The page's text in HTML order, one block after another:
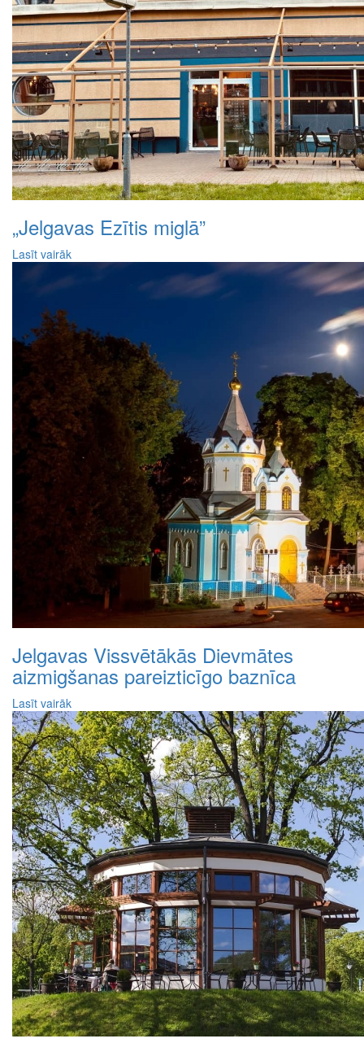
„Jelgavas Ezītis miglā”
Lasīt vairāk
Jelgavas Vissvētākās Dievmātes
aizmigšanas pareizticīgo baznīca
Lasīt vairāk